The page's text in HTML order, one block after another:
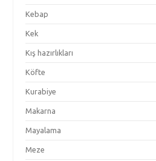
Kebap
Kek
Kış hazırlıkları
Köfte
Kurabiye
Makarna
Mayalama
Meze